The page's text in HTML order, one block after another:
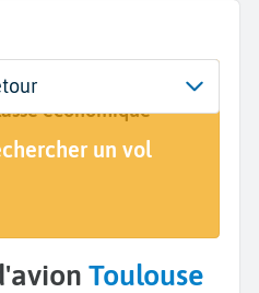
économique
un vol
Toulouse